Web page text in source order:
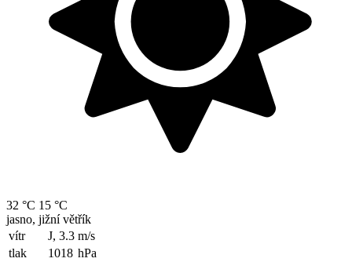
32 °C 15 °C
jasno, jižní větřík
vítr
J, 3.3 m/s
tlak
1018 hPa